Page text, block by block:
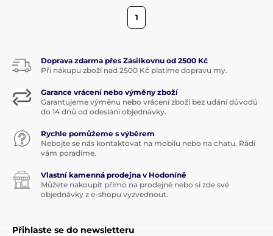
1
Doprava zdarma přes Zásilkovnu od 2500 Kč
Při nákupu zboží nad 2500 Kč platíme dopravu my.
Garance vrácení nebo výměny zboží
Garantujeme výměnu nebo vrácení zboží bez udání důvodů
do 14 dnů od odeslání objednávky.
Rychle pomůžeme s výběrem
Nebojte se nás kontaktovat na mobilu nebo na chatu. Rádi
vám poradíme.
Vlastní kamenná prodejna v Hodoníně
Můžete nakoupit přímo na prodejně nebo si zde své
objednávky z e-shopu vyzvednout.
Přihlaste se do newsletteru